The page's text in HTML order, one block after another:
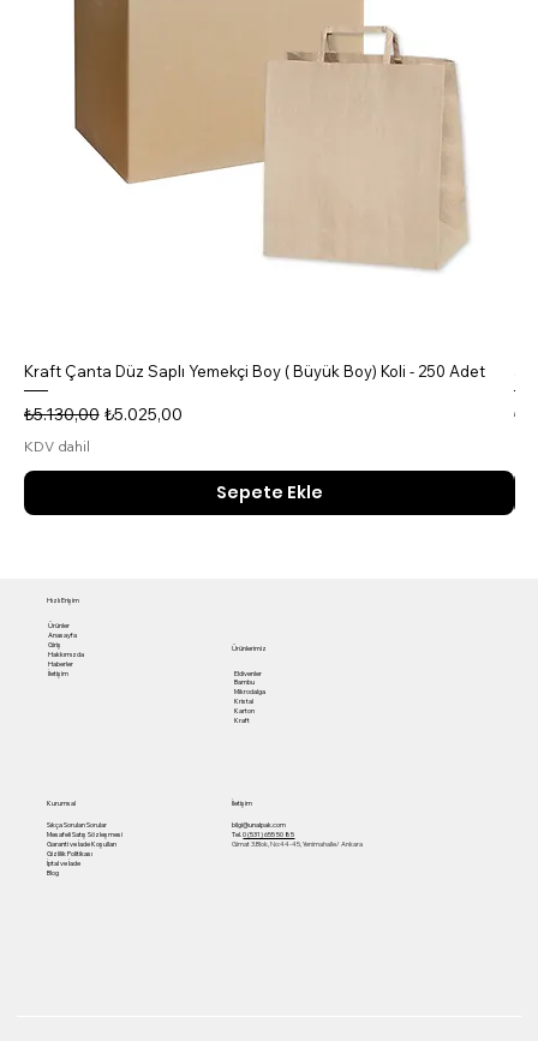
Kraft Çanta Düz Saplı Yemekçi Boy ( Büyük Boy) Koli - 250 Adet
Normal Fiyat
₺5.130,00 İndirimli Fiyat
₺5.025,00
KDV dahil
Sepete Ekle
Ürünlerimiz
Eldivenler
Bambu
Mikrodalga
Kristal
Karton
Kraft
Hızlı Erişim
Ürünler
Anasayfa
Giriş
Hakkımızda
Haberler
İletişim
Kurumsal
Sıkça Sorulan Sorular
Mesafeli Satış Sözleşmesi
Garanti ve İade Koşulları
Gizlilik Politikası
İptal ve İade
Blog
İletişim
bilgi@unalpak.com
Tel.0 (531) 655 50 85
Gimat 3.Blok, No:44-45, Yenimahalle/ Ankara